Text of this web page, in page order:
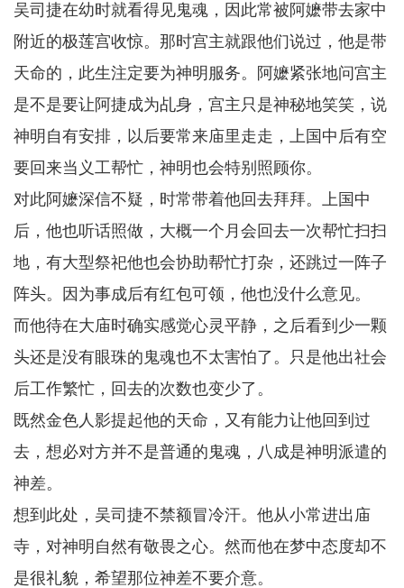
吴司捷在幼时就看得见鬼魂，因此常被阿嬷带去家中
附近的极莲宫收惊。那时宫主就跟他们说过，他是带
天命的，此生注定要为神明服务。阿嬷紧张地问宫主
是不是要让阿捷成为乩身，宫主只是神秘地笑笑，说
神明自有安排，以后要常来庙里走走，上国中后有空
要回来当义工帮忙，神明也会特别照顾你。
对此阿嬷深信不疑，时常带着他回去拜拜。上国中
后，他也听话照做，大概一个月会回去一次帮忙扫扫
地，有大型祭祀他也会协助帮忙打杂，还跳过一阵子
阵头。因为事成后有红包可领，他也没什么意见。
而他待在大庙时确实感觉心灵平静，之后看到少一颗
头还是没有眼珠的鬼魂也不太害怕了。只是他出社会
后工作繁忙，回去的次数也变少了。
既然金色人影提起他的天命，又有能力让他回到过
去，想必对方并不是普通的鬼魂，八成是神明派遣的
神差。
想到此处，吴司捷不禁额冒冷汗。他从小常进出庙
寺，对神明自然有敬畏之心。然而他在梦中态度却不
是很礼貌，希望那位神差不要介意。